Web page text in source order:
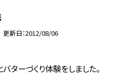
更新日 2012/08/06
ターづくり体験をしました。